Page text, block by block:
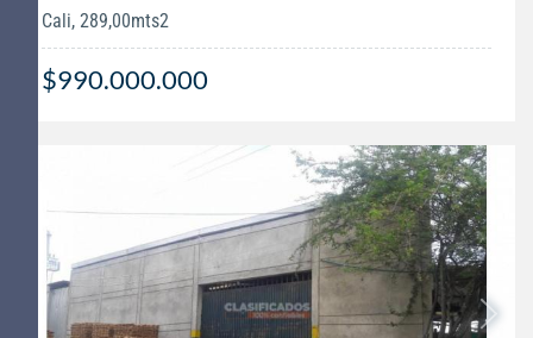
Cali, 289,00mts2
$990.000.000